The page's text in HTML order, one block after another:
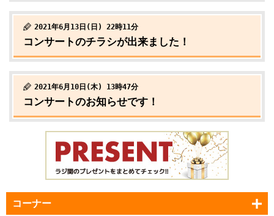
2021年6月13日(日) 22時11分
コンサートのチラシが出来ました！
2021年6月10日(木) 13時47分
コンサートのお知らせです！
コーナー